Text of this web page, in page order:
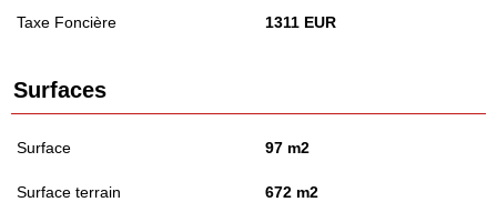
Taxe Foncière 1311 EUR
Surfaces
Surface 97 m2
Surface terrain 672 m2